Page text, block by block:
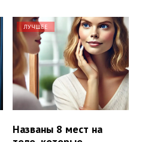
ЛУЧШЕЕ
Названы 8 мест на